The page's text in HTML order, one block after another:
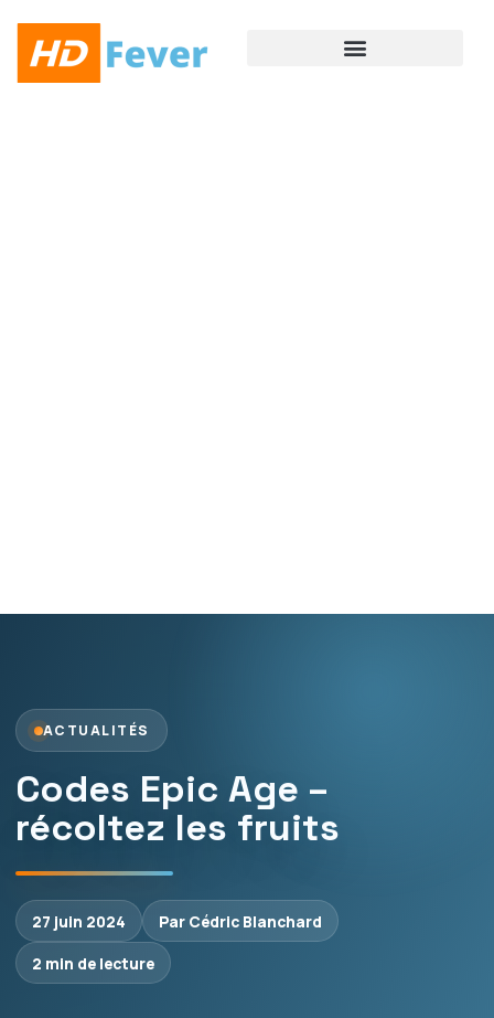
ACTUALITÉS
Codes Epic Age –
récoltez les fruits
27 juin 2024
Par Cédric Blanchard
2 min de lecture